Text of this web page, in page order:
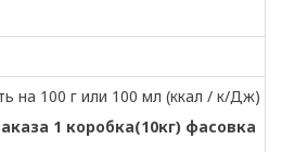
на 100 г или 100 мл (ккал / к/Дж)
1 коробка(10кг) фасовка